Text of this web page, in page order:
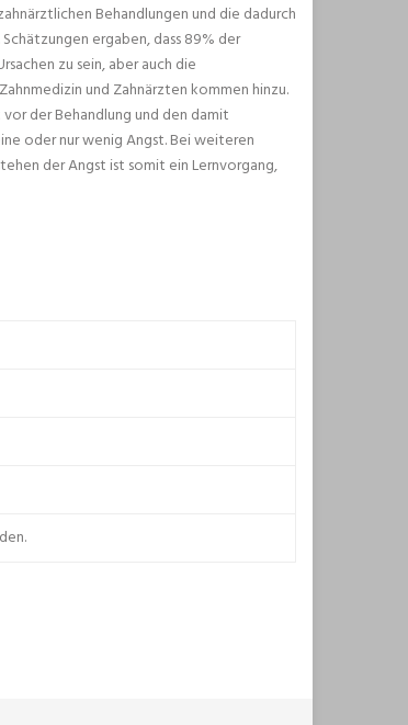
Behandlungen und die dadurch
ergaben, dass 89% der
zu sein, aber auch die
und Zahnärzten kommen hinzu.
der Behandlung und den damit
oder nur wenig Angst. Bei weiteren
der Angst ist somit ein Lernvorgang,